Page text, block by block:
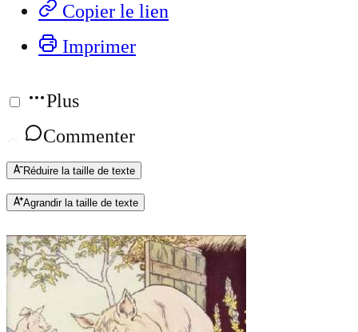
Copier le lien
Imprimer
Plus
Commenter
Réduire la taille de texte
Agrandir la taille de texte